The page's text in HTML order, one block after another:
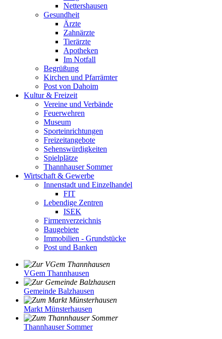
Nettershausen
Gesundheit
Ärzte
Zahnärzte
Tierärzte
Apotheken
Im Notfall
Begrüßung
Kirchen und Pfarrämter
Post von Dahoim
Kultur & Freizeit
Vereine und Verbände
Feuerwehren
Museum
Sporteinrichtungen
Freizeitangebote
Sehenswürdigkeiten
Spielplätze
Thannhauser Sommer
Wirtschaft & Gewerbe
Innenstadt und Einzelhandel
FIT
Lebendige Zentren
ISEK
Firmenverzeichnis
Baugebiete
Immobilien - Grundstücke
Post und Banken
VGem Thannhausen
Gemeinde Balzhausen
Markt Münsterhausen
Thannhauser Sommer